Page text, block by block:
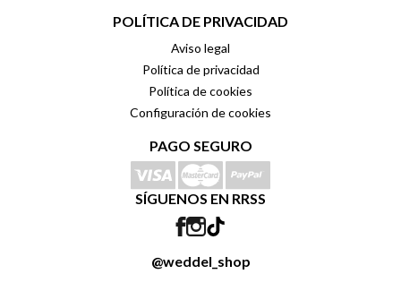
POLÍTICA DE PRIVACIDAD
Aviso legal
Política de privacidad
Política de cookies
Configuración de cookies
PAGO SEGURO
SÍGUENOS EN RRSS
@weddel_shop